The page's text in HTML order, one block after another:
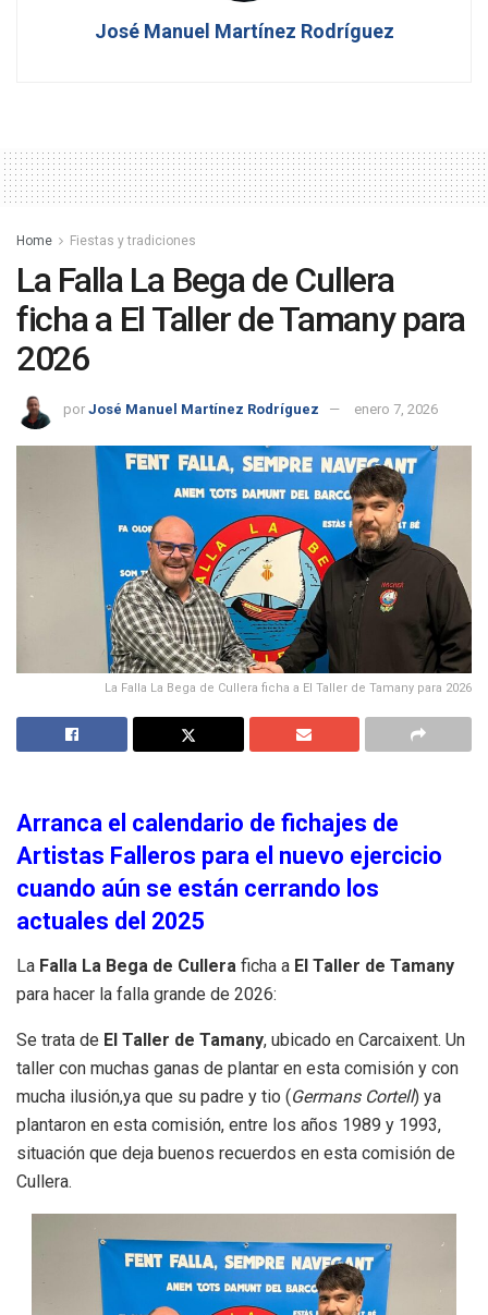
José Manuel Martínez Rodríguez
Home Fiestas y tradiciones
La Falla La Bega de Cullera
ficha a El Taller de Tamany para
2026
por José Manuel Martínez Rodríguez enero 7, 2026
La Falla La Bega de Cullera ficha a El Taller de Tamany para 2026
Arranca el calendario de fichajes de
Artistas Falleros para el nuevo ejercicio
cuando aún se están cerrando los
actuales del 2025
La Falla La Bega de Cullera ficha a El Taller de Tamany
para hacer la falla grande de 2026:
Se trata de El Taller de Tamany, ubicado en Carcaixent. Un
taller con muchas ganas de plantar en esta comisión y con
mucha ilusión,ya que su padre y tio (Germans Cortell) ya
plantaron en esta comisión, entre los años 1989 y 1993,
situación que deja buenos recuerdos en esta comisión de
Cullera.